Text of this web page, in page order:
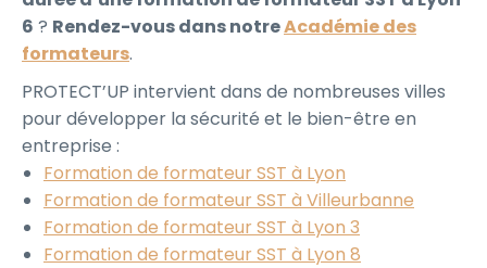
6 ? Rendez-vous dans notreAcadémie des
formateurs.
PROTECT’UP intervient dans de nombreuses villes
pour développer la sécurité et le bien-être en
entreprise :
Formation de formateur SST à Lyon
Formation de formateur SST à Villeurbanne
Formation de formateur SST à Lyon 3
Formation de formateur SST à Lyon 8